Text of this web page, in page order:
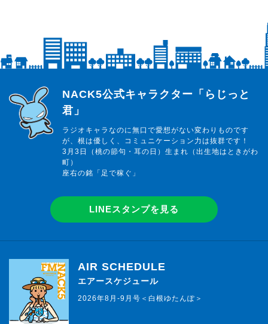
らじっと君
NACK5公式キャラクター「らじっと
君」
ラジオキャラなのに無口で愛想がない変わりものです
が、根は優しく、コミュニケーション力は抜群です！
3月3日（桃の節句・耳の日）生まれ（出生地はときがわ
町）
座右の銘「足で稼ぐ」
LINEスタンプを見る
AIR SCHEDULE
エアースケジュール
2026年8月-9月号＜白根ゆたんぽ＞